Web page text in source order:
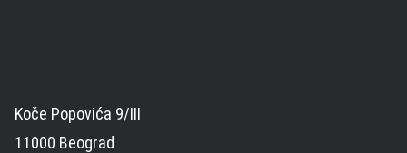
Koče Popovića 9/III
11000 Beograd